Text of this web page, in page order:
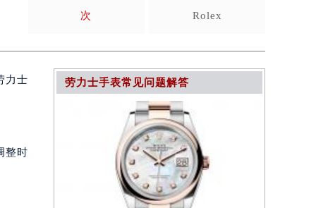
次 Rolex
力士
整时
劳力士手表常见问题解答